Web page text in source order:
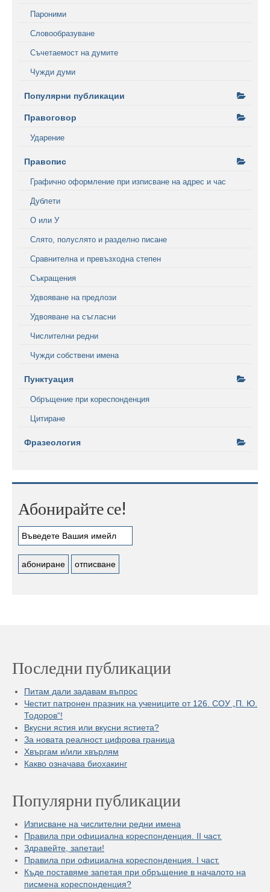
Пароними
Словообразуване
Съчетаемост на думите
Чужди думи
Популярни публикации
Правоговор
Ударение
Правопис
Графично оформление при изписване на адрес и час
Дублети
О или У
Слято, полуслято и разделно писане
Сравнителна и превъзходна степен
Съкращения
Удвояване на предлози
Удвояване на съгласни
Числителни редни
Чужди собствени имена
Пунктуация
Обръщение при кореспонденция
Цитиране
Фразеология
Абонирайте се!
Последни публикации
Питам дали задавам въпрос
Честит патронен празник на учениците от 126. СОУ „П. Ю.
Тодоров“!
Вкусни ястия или вкусни ястиета?
За новата реалност цифрова граница
Хвъргам и/или хвърлям
Какво означава биохакинг
Популярни публикации
Изписване на числителни редни имена
Правила при официална кореспонденция. II част.
Здравейте, запетаи!
Правила при официална кореспонденция. I част.
Къде поставяме запетая при обръщение в началото на
писмена кореспонденция?